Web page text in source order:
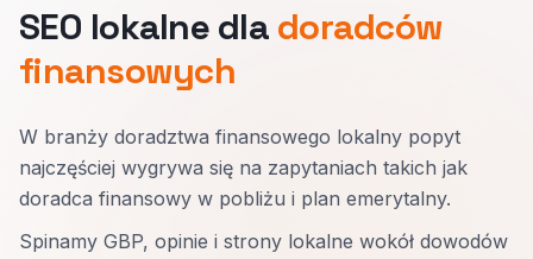
SEO lokalne dla doradców
finansowych
W branży doradztwa finansowego lokalny popyt
najczęściej wygrywa się na zapytaniach takich jak
doradca finansowy w pobliżu i plan emerytalny.
Spinamy GBP, opinie i strony lokalne wokół dowodów